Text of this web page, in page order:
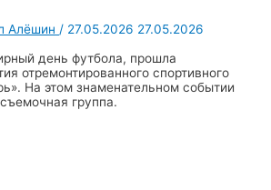
Алёшин / 27.05.2026 27.05.2026
день футбола, прошла
отремонтированного спортивного
На этом знаменательном событии
группа.